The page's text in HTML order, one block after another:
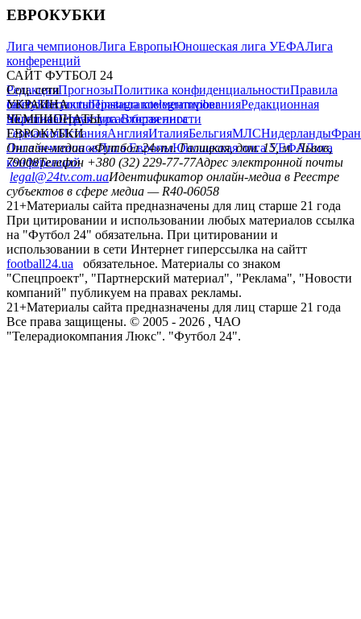
ЕВРОКУБКИ
Лига чемпионовЛига ЕвропыЮношеская лига УЕФАЛига
конференций
САЙТ ФУТБОЛ 24
РедакцияПрогнозыПолитика конфиденциальностиПравила
сайтуКонтактыПравила комментированияРедакционная
политикаСтруктура собственности
Соц. сети
facebookxyoutubeinstagramtelegramviber
УКРАИНА
УкраинаПервая лигаВторая лига
ЧЕМПИОНАТЫ
ГерманияИспанияАнглияИталияБельгияМЛСНидерланды
ЕВРОКУБКИ
Лига чемпионовЛига ЕвропыЮношеская лига УЕФАЛига
конференций
Онлайн-медиа «Футбол 24»пл. Галицкая, дом. 15, м. Львов,
79008Телефон +380 (32) 229-77-77Адрес электронной почты
legal@24tv.com.uaИдентификатор онлайн-медиа в Реестре
субъектов в сфере медиа — R40-06058
21+Материалы сайта предназначены для лиц старше 21 года
При цитировании и использовании любых материалов ссылка
на "Футбол 24" обязательна. При цитировании и
использовании в сети Интернет гиперссылка на сайтт
football24.ua
обязательное. Материалы со знаком
"Спецпроект", "Партнерский материал", "Реклама", "Новости
компаний" публикуем на правах рекламы.
21+Материалы сайта предназначены для лиц старше 21 года
Все права защищены. © 2005 - 2026 , ЧАО
"Телерадиокомпания Люкс". "Футбол 24".